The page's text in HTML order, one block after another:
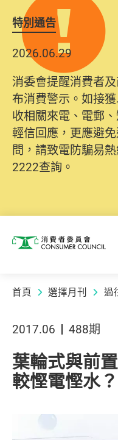
特別通告
2026.06.29
消委會提醒消費者
布消費警示。如接
收相關來電、電郵
輕信回應，更應避
問，請致電防騙易
2222查詢。
消費者委員會
首頁 選擇月刊 過
2017.06 488期
葉輪式與前
較慳電慳水？